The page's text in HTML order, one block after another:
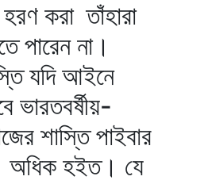
করা তাঁহারা
পারেন না।
যদি আইনে
ভারতবর্ষীয়-
শাস্তি পাইবার
অধিক হইত। যে